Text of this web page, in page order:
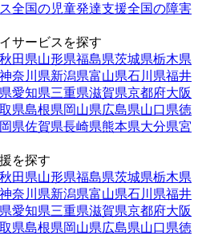
全国の児童発達支援全国の障害
サービスを探す
秋田県山形県福島県茨城県栃木県
神奈川県新潟県富山県石川県福井
愛知県三重県滋賀県京都府大阪
県島根県岡山県広島県山口県徳
県佐賀県長崎県熊本県大分県宮
を探す
秋田県山形県福島県茨城県栃木県
神奈川県新潟県富山県石川県福井
愛知県三重県滋賀県京都府大阪
県島根県岡山県広島県山口県徳